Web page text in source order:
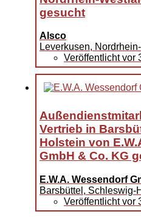
gesucht
Alsco
Leverkusen,
Veröffentlicht vor
Vertrieb in
Holstein von
GmbH & Co. KG
E.W.A. Wessendorf
Barsbüttel, Schleswig-
Veröffentlicht vor